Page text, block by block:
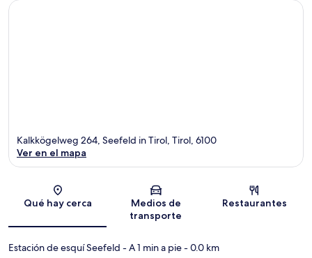
Sección del mapa
Kalkkögelweg 264, Seefeld in Tirol, Tirol, 6100
Ver en el mapa
Qué hay cerca
Medios de
transporte
Restaurantes
Estación de esquí Seefeld - A 1 min a pie- 0.0 km